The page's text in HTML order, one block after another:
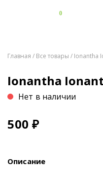
0
Главная / Все товары / Ionantha
Ionantha
Нет в наличии
500₽
Описание